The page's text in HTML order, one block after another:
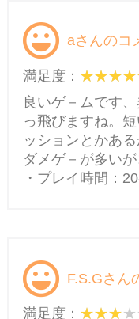
aさんのコ
満足度：
良いゲ－ムです
っ飛びますね。
ッションとかあ
ダメゲ－が多いが
・プレイ時間：
F.S.Gさん
満足度：